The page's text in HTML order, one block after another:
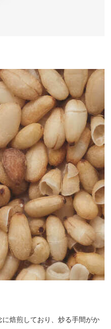
焙煎しており、炒る手間がか